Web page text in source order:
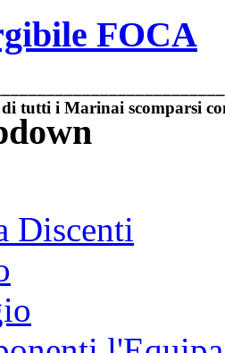
FOCA
tutti i Marinai scomparsi
Discenti